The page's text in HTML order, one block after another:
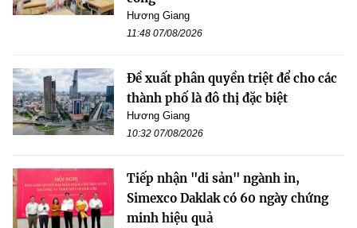
Hương Giang
11:48 07/08/2026
Đề xuất phân quyền triệt để cho các
thành phố là đô thị đặc biệt
Hương Giang
10:32 07/08/2026
Tiếp nhận "di sản" ngành in,
Simexco Daklak có 60 ngày chứng
minh hiệu quả